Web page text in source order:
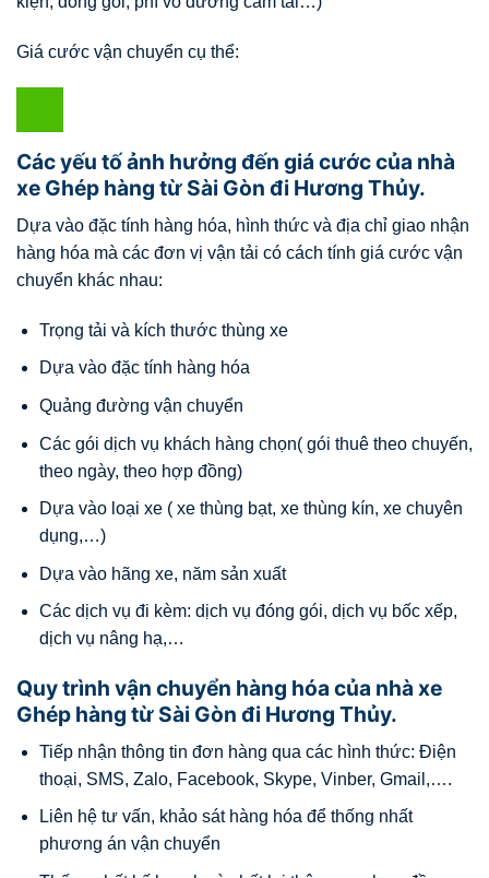
Giá cước vận chuyển cụ thể:
Các yếu tố ảnh hưởng đến giá cước của nhà
xe Ghép hàng từ Sài Gòn đi Hương Thủy.
Dựa vào đặc tính hàng hóa, hình thức và địa chỉ giao nhận
hàng hóa mà các đơn vị vận tải có cách tính giá cước vận
chuyển khác nhau:
Trọng tải và kích thước thùng xe
Dựa vào đặc tính hàng hóa
Quảng đường vận chuyển
Các gói dịch vụ khách hàng chọn( gói thuê theo chuyến,
theo ngày, theo hợp đồng)
Dựa vào loại xe ( xe thùng bạt, xe thùng kín, xe chuyên
dụng,…)
Dựa vào hãng xe, năm sản xuất
Các dịch vụ đi kèm: dịch vụ đóng gói, dịch vụ bốc xếp,
dịch vụ nâng hạ,…
Quy trình vận chuyển hàng hóa của nhà xe
Ghép hàng từ Sài Gòn đi Hương Thủy.
Tiếp nhận thông tin đơn hàng qua các hình thức: Điện
thoại, SMS, Zalo, Facebook, Skype, Vinber, Gmail,….
Liên hệ tư vấn, khảo sát hàng hóa để thống nhất
phương án vận chuyển